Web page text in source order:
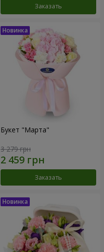
Заказать
Букет "Марта"
3 279 грн
Заказать